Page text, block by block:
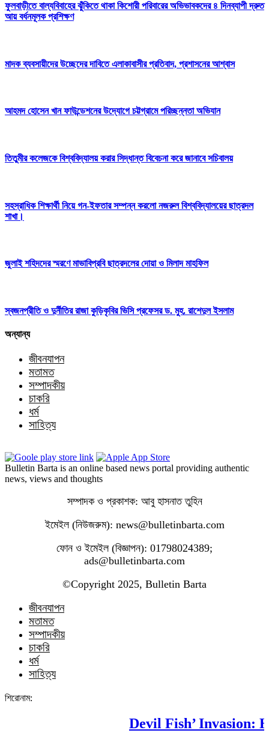
ফুলবাড়ীতে বাল্যবিবাহের ঝুঁকিতে থাকা কিশোরী পরিবারের অভিভাবকদের ৪ দিনব্যাপী দ্রুত
আয় বর্ধনমূলক প্রশিক্ষণ
মাদক ব্যবসায়ীদের উচ্ছেদের দাবিতে এলাকাবাসীর প্রতিবাদ, প্রশাসনের আশ্বাস
আহমদ হোসেন খান ফাউন্ডেশনের উদ্যোগে চট্টগ্রামে পরিচ্ছন্নতা অভিযান
তিতুমীর কলেজকে বিশ্ববিদ্যালয় করার সিদ্ধান্ত বিবেচনা করে জানাবে সচিবালয়
সহস্রাধিক শিক্ষার্থী নিয়ে গন-ইফতার সম্পন্ন করলো নজরুল বিশ্ববিদ্যালয়ের ছাত্রদল
শাখা।
জুলাই শহিদদের স্মরণে মাভাবিপ্রবি ছাত্রদলের দোয়া ও মিলাদ মাহফিল
স্বজনপ্রীতি ও দুর্নীতির রাজা কুড়িকৃবির ভিসি প্রফেসর ড. মুহ. রাশেদুল ইসলাম
অন্যান্য
জীবনযাপন
মতামত
সম্পাদকীয়
চাকরি
ধর্ম
সাহিত্য
Bulletin Barta is an online based news portal providing authentic
news, views and thoughts
সম্পাদক ও প্রকাশক: আবু হাসনাত তুহিন
ইমেইল (নিউজরুম): news@bulletinbarta.com
ফোন ও ইমেইল (বিজ্ঞাপন): 01798024389;
ads@bulletinbarta.com
©️Copyright 2025, Bulletin Barta
জীবনযাপন
মতামত
সম্পাদকীয়
চাকরি
ধর্ম
সাহিত্য
শিরোনাম:
Devil Fish’ Invasion: